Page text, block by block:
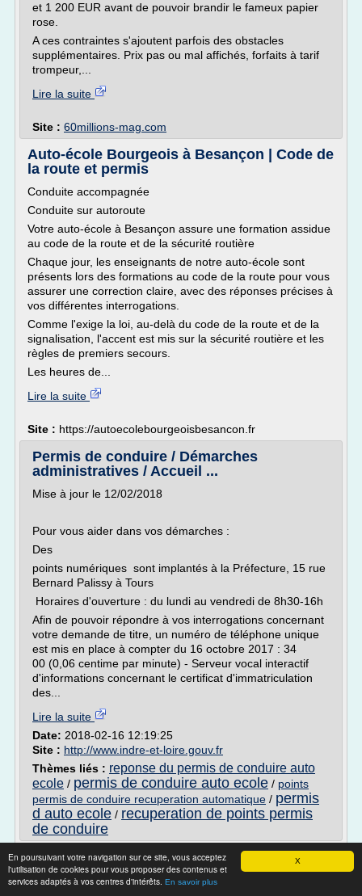
X
En poursuivant votre navigation sur ce site, vous acceptez
l'utilisation de cookies pour vous proposer des contenus et
services adaptés à vos centres d'intérêts. En savoir plus
et 1 200 EUR avant de pouvoir brandir le fameux papier
rose.
A ces contraintes s'ajoutent parfois des obstacles
supplémentaires. Prix pas ou mal affichés, forfaits à tarif
trompeur,...
Lire la suite
Site : 60millions-mag.com
Auto-école Bourgeois à Besançon | Code de
la route et permis
Conduite accompagnée
Conduite sur autoroute
Votre auto-école à Besançon assure une formation assidue
au code de la route et de la sécurité routière
Chaque jour, les enseignants de notre auto-école sont
présents lors des formations au code de la route pour vous
assurer une correction claire, avec des réponses précises à
vos différentes interrogations.
Comme l'exige la loi, au-delà du code de la route et de la
signalisation, l'accent est mis sur la sécurité routière et les
règles de premiers secours.
Les heures de...
Lire la suite
Site : https://autoecolebourgeoisbesancon.fr
Permis de conduire / Démarches
administratives / Accueil ...
Mise à jour le 12/02/2018
Pour vous aider dans vos démarches :
Des
points numériques sont implantés à la Préfecture, 15 rue
Bernard Palissy à Tours
Horaires d'ouverture : du lundi au vendredi de 8h30-16h
Afin de pouvoir répondre à vos interrogations concernant
votre demande de titre, un numéro de téléphone unique
est mis en place à compter du 16 octobre 2017 : 34
00 (0,06 centime par minute) - Serveur vocal interactif
d'informations concernant le certificat d'immatriculation
des...
Lire la suite
Date: 2018-02-16 12:19:25
Site : http://www.indre-et-loire.gouv.fr
Thèmes liés : reponse du permis de conduire auto
ecole / permis de conduire auto ecole / points
permis de conduire recuperation automatique / permis
d auto ecole / recuperation de points permis
de conduire
Devenir inspecteur du permis de conduire -
Tout Sur Le Permis